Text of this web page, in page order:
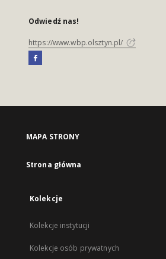
Odwiedź nas!
https://www.wbp.olsztyn.pl/
MAPA STRONY
Strona główna
Kolekcje
Kolekcje instytucji
Kolekcje osób prywatnych